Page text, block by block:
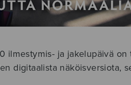
ilmestymis- ja jakelupäivä
digitaalista näköisversiota,